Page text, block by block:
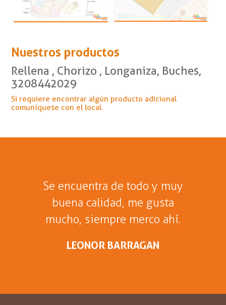
Nuestros productos
Rellena , Chorizo , Longaniza, Buches,
3208442029
Si requiere encontrar algún producto adicional
comuníquese con el local.